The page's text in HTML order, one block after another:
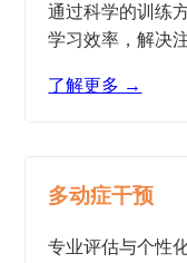
通过科学的训练
学习效率，解决
了解更多 →
多动症干预
专业评估与个性